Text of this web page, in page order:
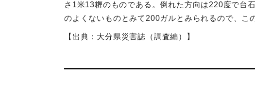
さ1米13糎のものである。倒れた方向は220度で台
のよくないものとみて200ガルとみられるので、こ
【出典：大分県災害誌（調査編）】